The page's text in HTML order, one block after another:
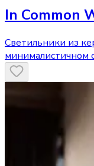
In Common
Светильники из
минималистичном